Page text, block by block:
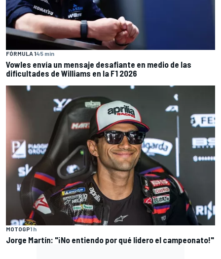
FÓRMULA 145 min
Vowles envía un mensaje desafiante en medio de las
dificultades de Williams en la F1 2026
MOTOGP1 h
Jorge Martín: "¡No entiendo por qué lidero el campeonato!"